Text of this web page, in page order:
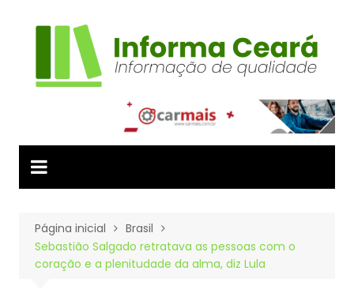
Página inicial
Brasil
Sebastião Salgado retratava as pessoas com o
coração e a plenitudade da alma, diz Lula